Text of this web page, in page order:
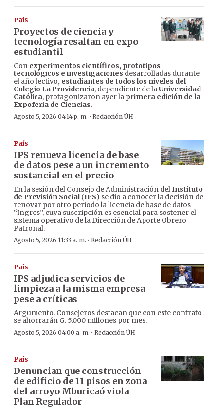
País
Proyectos de ciencia y
tecnología resaltan en expo
estudiantil
Con experimentos científicos, prototipos
tecnológicos e investigaciones desarrolladas durante
el año lectivo, estudiantes de todos los niveles del
Colegio La Providencia, dependiente de laUniversidad
Católica, protagonizaron ayer la primera edición de la
Expoferia de Ciencias.
Agosto 5, 2026 04:14 p. m. · Redacción ÚH
País
IPS renueva licencia de base
de datos pese a un incremento
sustancial en el precio
En la sesión del Consejo de Administración delInstituto
de Previsión Social(IPS) se dio a conocer la decisión de
renovar por otro periodo la licencia de base de datos
“Ingres”, cuya suscripción es esencial para sostener el
sistema operativo de la Dirección de Aporte Obrero
Patronal.
Agosto 5, 2026 11:33 a. m. · Redacción ÚH
País
IPS adjudica servicios de
limpieza a la misma empresa
pese a críticas
Argumento. Consejeros destacan que con este contrato
se ahorrarán G. 5.000 millones por mes.
Agosto 5, 2026 04:00 a. m. · Redacción ÚH
País
Denuncian que construcción
de edificio de 11 pisos en zona
del arroyo Mburicaó viola
Plan Regulador